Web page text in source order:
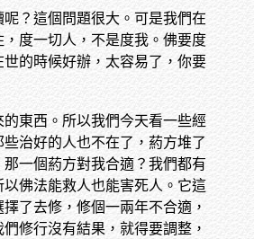
？這個問題很大。可是我們在
度一切人，不是度我。佛要度
的時候好辦，太容易了，你要
東西。所以我們今天看一些經
治好的人也不在了，葯方堆了
一個葯方對我合適？我們都有
佛法能救人也能害死人。它這
了去修，修個一兩年不合適，
修行沒有結果，就得要調整，